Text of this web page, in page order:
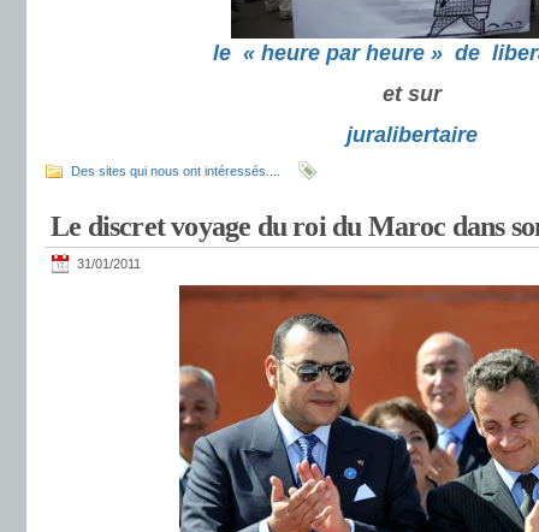
le « heure par heure » de
et sur
juralibertaire
Des sites qui nous ont intéressés....
Le discret voyage du roi du Maroc dans
31/01/2011